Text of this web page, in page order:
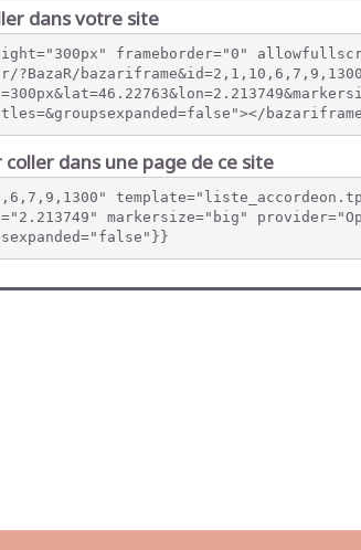
dans votre site
frameborder="0"
?BazaR/
dans une page de ce site
markersize="big"